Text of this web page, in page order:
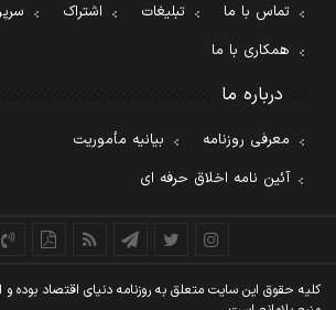
تماس با ما تبلیغات اشتراک
همکاری با ما
درباره ما
معرفی روزنامه
بیانیه مأموریت
آئین نامه اخلاق حرفه ای
کليه حقوق اين سايت متعلق به روزنامه دنيای اقتصاد بوده و